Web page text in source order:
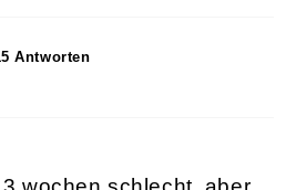
Lynn
|15 Antworten
wochen schlecht, aber
sondern fast den